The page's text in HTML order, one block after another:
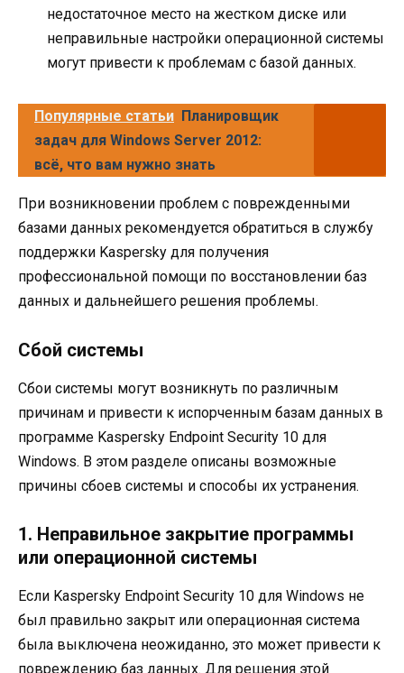
недостаточное место на жестком диске или
неправильные настройки операционной системы
могут привести к проблемам с базой данных.
Популярные статьи Планировщик
задач для Windows Server 2012:
всё, что вам нужно знать
При возникновении проблем с поврежденными
базами данных рекомендуется обратиться в службу
поддержки Kaspersky для получения
профессиональной помощи по восстановлении баз
данных и дальнейшего решения проблемы.
Сбой системы
Сбои системы могут возникнуть по различным
причинам и привести к испорченным базам данных в
программе Kaspersky Endpoint Security 10 для
Windows. В этом разделе описаны возможные
причины сбоев системы и способы их устранения.
1. Неправильное закрытие программы
или операционной системы
Если Kaspersky Endpoint Security 10 для Windows не
был правильно закрыт или операционная система
была выключена неожиданно, это может привести к
повреждению баз данных. Для решения этой